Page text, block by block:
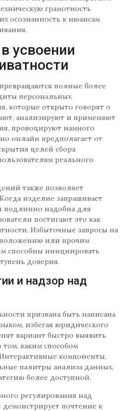
грамотность
осознанность к нюансам
усвоении
полные более
персональных
которые открыто говорят о
анализируют и применяют
провоцируют намного
онлайн предполагает от
целей сбора
реального
также позволяет
изделие запрашивает
подлинно надобна для
постигают это как
Избыточные запросы на
или прочим
способны инициировать
доверия.
и надзор над
призвана быть написана
избегая юридического
вариант быстро выявить
каким способом
компоненты,
палитры анализа данных,
более доступной.
регулирования над
почтение к